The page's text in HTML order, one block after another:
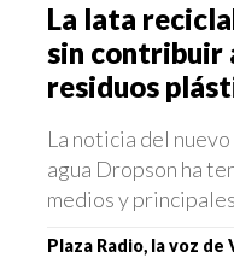
La lata
sin contribuir
residuos
La noticia del
agua Dropson ha
medios y principales
Plaza Radio, la voz